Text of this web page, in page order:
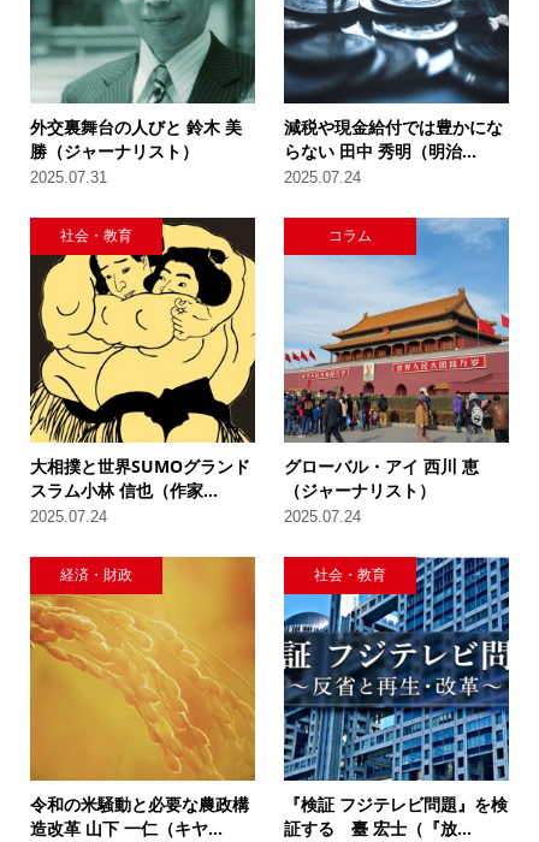
外交裏舞台の人びと 鈴木 美
勝（ジャーナリスト）
2025.07.31
減税や現金給付では豊かにな
らない 田中 秀明（明治...
2025.07.24
社会・教育
大相撲と世界SUMOグランド
スラム小林 信也（作家...
2025.07.24
コラム
グローバル・アイ 西川 恵
（ジャーナリスト）
2025.07.24
経済・財政
令和の米騒動と必要な農政構
造改革 山下 一仁（キヤ...
社会・教育
『検証 フジテレビ問題』を検
証する 臺 宏士（『放...